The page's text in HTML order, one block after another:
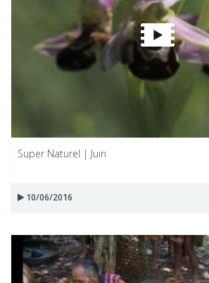
Super Naturel | Juin
10/06/2016